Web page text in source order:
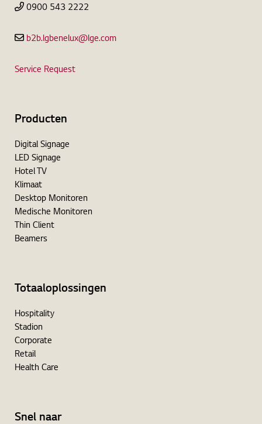
0900 543 2222
b2b.lgbenelux@lge.com
Service Request
Producten
Digital Signage
LED Signage
Hotel TV
Klimaat
Desktop Monitoren
Medische Monitoren
Thin Client
Beamers
Totaaloplossingen
Hospitality
Stadion
Corporate
Retail
Health Care
Snel naar